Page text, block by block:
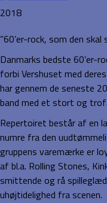
2018
”60’er-rock, som den skal
Danmarks bedste 60’er-
forbi Vershuset med
har gennem de seneste
band med et stort og
Repertoiret består af en
numre fra den
gruppens varemærke er
af bl.a. Rolling Stones,
smittende og rå
uhøjtidelighed fra scenen.